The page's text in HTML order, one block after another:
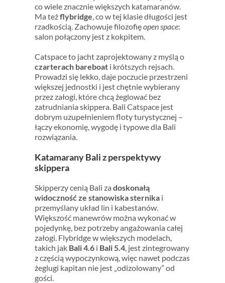
co wiele znacznie większych katamaranów.
Ma teżflybridge, co w tej klasie długości jest
rzadkością. Zachowuje filozofięopen space:
salon połączony jest z kokpitem.
Catspace to jacht zaprojektowany z myślą o
czarterach bareboati krótszych rejsach.
Prowadzi się lekko, daje poczucie przestrzeni
większej jednostki i jest chętnie wybierany
przez załogi, które chcą żeglować bez
zatrudniania skippera. Bali Catspace jest
dobrym uzupełnieniem floty turystycznej –
łączy ekonomię, wygodę i typowe dla Bali
rozwiązania.
Katamarany Bali z perspektywy
skippera
Skipperzy cenią Bali za doskonałą
widoczność ze stanowiska sternikai
przemyślany układ lin i kabestanów.
Większość manewrów można wykonać w
pojedynkę, bez potrzeby angażowania całej
załogi. Flybridge w większych modelach,
takich jak Bali 4.6i Bali 5.4, jest zintegrowany
z częścią wypoczynkową, więc nawet podczas
żeglugi kapitan nie jest „odizolowany” od
gości.